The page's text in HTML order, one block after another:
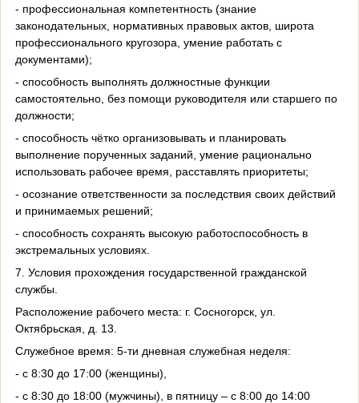
- профессиональная компетентность (знание
законодательных, нормативных правовых актов, широта
профессионального кругозора, умение работать с
документами);
- способность выполнять должностные функции
самостоятельно, без помощи руководителя или старшего по
должности;
- способность чётко организовывать и планировать
выполнение порученных заданий, умение рационально
использовать рабочее время, расставлять приоритеты;
- осознание ответственности за последствия своих действий
и принимаемых решений;
- способность сохранять высокую работоспособность в
экстремальных условиях.
7. Условия прохождения государственной гражданской
службы.
Расположение рабочего места: г. Сосногорск, ул.
Октябрьская, д. 13.
Служебное время: 5-ти дневная служебная неделя:
- с 8:30 до 17:00 (женщины),
- с 8:30 до 18:00 (мужчины), в пятницу – с 8:00 до 14:00